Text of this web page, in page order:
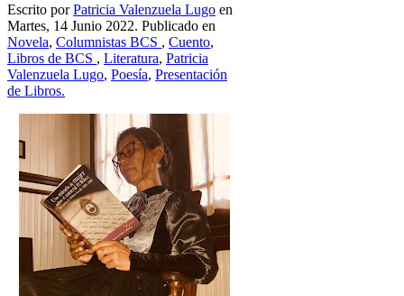
Escrito porPatricia Valenzuela Lugo en
Martes, 14 Junio 2022. Publicado en
Novela, Columnistas BCS , Cuento,
Libros de BCS , Literatura, Patricia
Valenzuela Lugo, Poesía, Presentación
de Libros.